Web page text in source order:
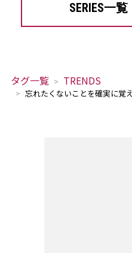
SERIES一覧
タグ一覧 TRENDS
忘れたくないことを確実に覚